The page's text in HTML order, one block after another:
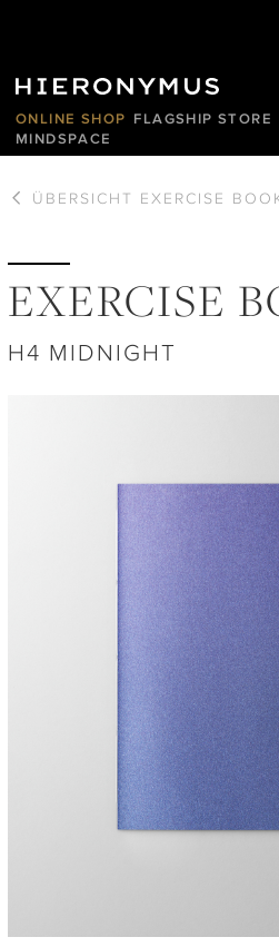
ONLINE SHOP FLAGSHIP STORE
MINDSPACE
ÜBERSICHT EXERCISE
EXERCISE
H4 MIDNIGHT